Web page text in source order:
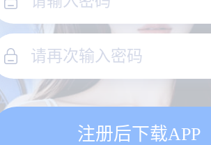
注册后下载APP